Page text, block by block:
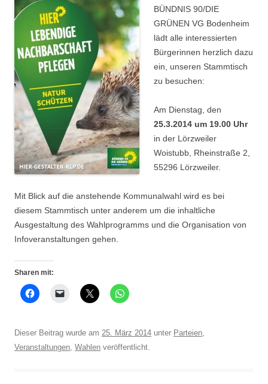
BÜNDNIS 90/DIE
GRÜNEN VG Bodenheim
lädt alle interessierten
Bürgerinnen herzlich dazu
ein, unseren Stammtisch
zu besuchen:
Am Dienstag, den
25.3.2014 um 19.00 Uhr
in der Lörzweiler
Woistubb, Rheinstraße 2,
55296 Lörzweiler.
Mit Blick auf die anstehende Kommunalwahl wird es bei
diesem Stammtisch unter anderem um die inhaltliche
Ausgestaltung des Wahlprogramms und die Organisation von
Infoveranstaltungen gehen.
Sharen mit:
Dieser Beitrag wurde am 25. März 2014 unter Parteien,
Veranstaltungen, Wahlen veröffentlicht.